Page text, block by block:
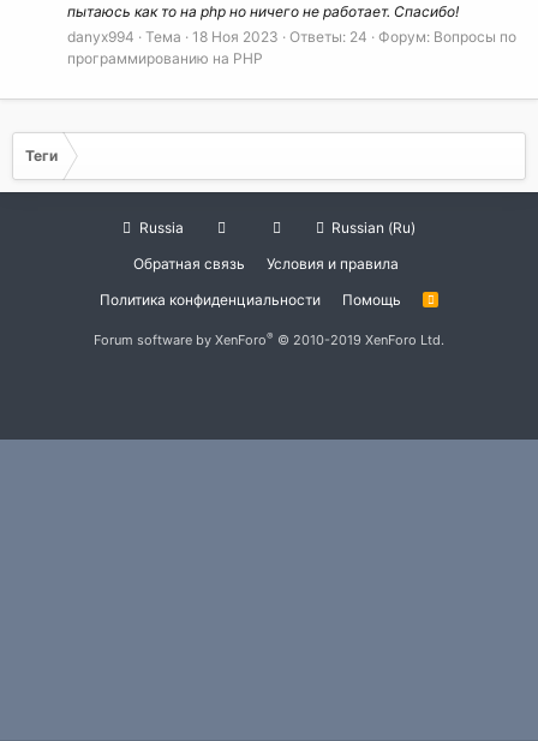
пытаюсь как то на php но ничего не работает. Спасибо!
danyx994
Тема 18 Ноя 2023 Ответы: 24 Форум: Вопросы по
программированию на РНР
Теги
Russia
Russian (Ru)
Обратная связь
Условия и правила
Политика конфиденциальности
Помощь
R
Forum software by XenForo® © 2010-2019 XenForo Ltd.